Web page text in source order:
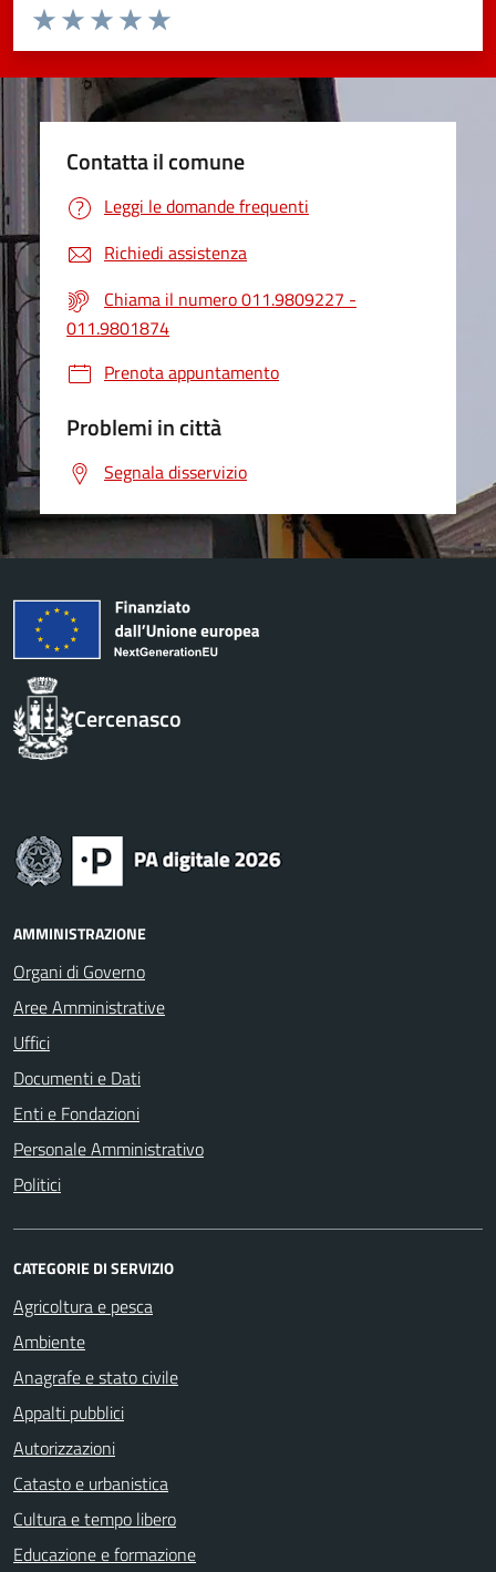
Valuta da 1 a 5 stelle la pagina
Valuta 5 stelle su 5
Valuta 4 stelle su 5
Valuta 3 stelle su 5
Valuta 2 stelle su 5
Valuta 1 stelle su 5
Contatta il comune
Leggi le domande frequenti
Richiedi assistenza
Chiama il numero 011.9809227 -
011.9801874
Prenota appuntamento
Problemi in città
Segnala disservizio
Cercenasco
AMMINISTRAZIONE
Organi di Governo
Aree Amministrative
Uffici
Documenti e Dati
Enti e Fondazioni
Personale Amministrativo
Politici
CATEGORIE DI SERVIZIO
Agricoltura e pesca
Ambiente
Anagrafe e stato civile
Appalti pubblici
Autorizzazioni
Catasto e urbanistica
Cultura e tempo libero
Educazione e formazione